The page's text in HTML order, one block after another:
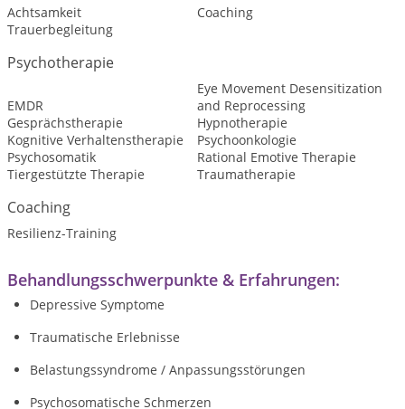
Achtsamkeit
Coaching
Trauerbegleitung
Psychotherapie
EMDR
Eye Movement Desensitization
and Reprocessing
Gesprächstherapie
Hypnotherapie
Kognitive Verhaltenstherapie
Psychoonkologie
Psychosomatik
Rational Emotive Therapie
Tiergestützte Therapie
Traumatherapie
Coaching
Resilienz-Training
Behandlungsschwerpunkte & Erfahrungen:
Depressive Symptome
Traumatische Erlebnisse
Belastungssyndrome / Anpassungsstörungen
Psychosomatische Schmerzen